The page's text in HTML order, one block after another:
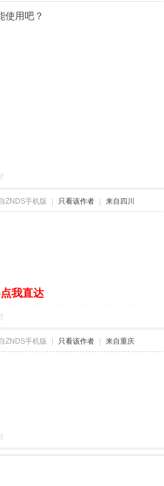
使用吧？
ZNDS手机版 只看该作者 来自四川
我直达
ZNDS手机版 只看该作者 来自重庆